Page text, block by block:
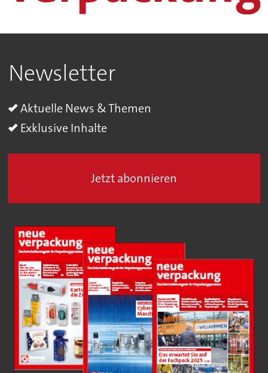
Newsletter
Aktuelle News & Themen
Exklusive Inhalte
Jetzt abonnieren